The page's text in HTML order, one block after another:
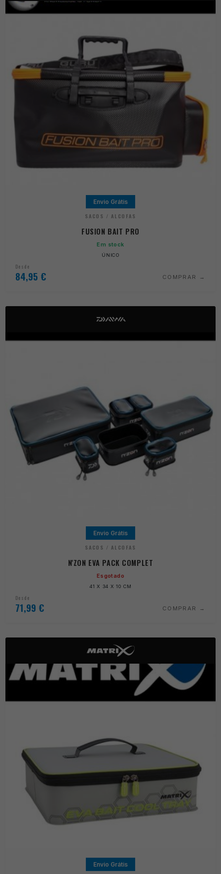
Envio Grátis
SACOS / ALCOFAS
FUSION BAIT PRO
Em stock
ÚNICO
Desde
84,95 € COMPRAR
Envio Grátis
SACOS / ALCOFAS
N'ZON EVA PACK COMPLET
Esgotado
41 X 34 X 10 CM
Desde
71,99 € COMPRAR
Envio Grátis